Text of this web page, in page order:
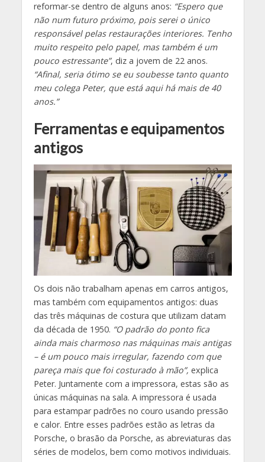
reformar-se dentro de alguns anos: “Espero que
não num futuro próximo, pois serei o único
responsável pelas restaurações interiores. Tenho
muito respeito pelo papel, mas também é um
pouco estressante”, diz a jovem de 22 anos.
“Afinal, seria ótimo se eu soubesse tanto quanto
meu colega Peter, que está aqui há mais de 40
anos.”
Ferramentas e equipamentos
antigos
Os dois não trabalham apenas em carros antigos,
mas também com equipamentos antigos: duas
das três máquinas de costura que utilizam datam
da década de 1950. “O padrão do ponto fica
ainda mais charmoso nas máquinas mais antigas
– é um pouco mais irregular, fazendo com que
pareça mais que foi costurado à mão”, explica
Peter. Juntamente com a impressora, estas são as
únicas máquinas na sala. A impressora é usada
para estampar padrões no couro usando pressão
e calor. Entre esses padrões estão as letras da
Porsche, o brasão da Porsche, as abreviaturas das
séries de modelos, bem como motivos individuais.